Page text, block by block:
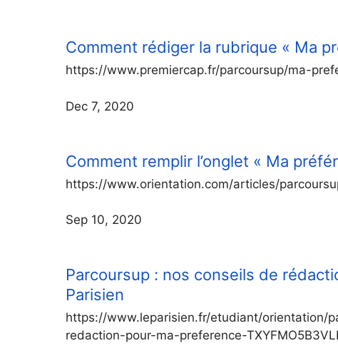
Comment rédiger la rubrique « Ma
https://www.premiercap.fr/parcoursup/ma-
Dec 7, 2020
Comment remplir l’onglet « Ma
https://www.orientation.com/articles/
Sep 10, 2020
Parcoursup : nos conseils de
Parisien
https://www.leparisien.fr/etudiant/orientation/
redaction-pour-ma-preference-